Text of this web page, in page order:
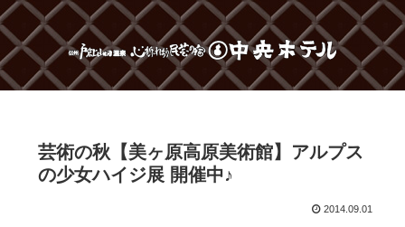
芸術の秋【美ヶ原高原美術館】アルプス
の少女ハイジ展 開催中♪
2014.09.01